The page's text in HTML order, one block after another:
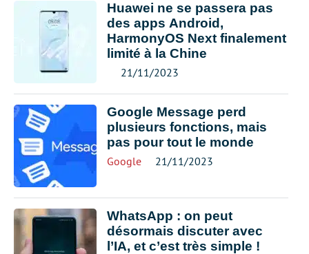
Huawei ne se passera pas
des apps Android,
HarmonyOS Next finalement
limité à la Chine
21/11/2023
Google Message perd
plusieurs fonctions, mais
pas pour tout le monde
Google 21/11/2023
WhatsApp : on peut
désormais discuter avec
l’IA, et c’est très simple !